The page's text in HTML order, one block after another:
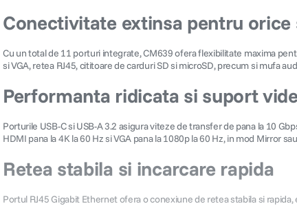
Conectivitate extinsa pentru orice
Cu un total de 11 porturi integrate, CM639 ofera flexibilitate maxima
si VGA, retea RJ45, cititoare de carduri SD si microSD, precum si mufa
Performanta ridicata si suport
Porturile USB-C si USB-A 3.2 asigura viteze de transfer de pana la 10
HDMI pana la 4K la 60 Hz si VGA pana la 1080p la 60 Hz, in mod
Retea stabila si incarcare rapida
Portul RJ45 Gigabit Ethernet ofera o conexiune de retea stabila si